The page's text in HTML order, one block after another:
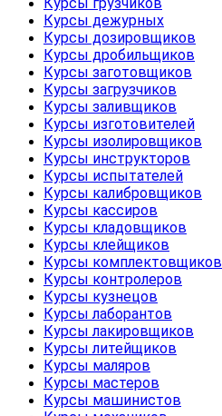
Курсы дежурных
Курсы дозировщиков
Курсы дробильщиков
Курсы заготовщиков
Курсы загрузчиков
Курсы заливщиков
Курсы изготовителей
Курсы изолировщиков
Курсы инструкторов
Курсы испытателей
Курсы калибровщиков
Курсы кассиров
Курсы кладовщиков
Курсы клейщиков
Курсы комплектовщиков
Курсы контролеров
Курсы кузнецов
Курсы лаборантов
Курсы лакировщиков
Курсы литейщиков
Курсы маляров
Курсы мастеров
Курсы машинистов